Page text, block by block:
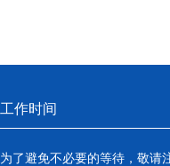
工作时间
为了避免不必要的等待，敬请